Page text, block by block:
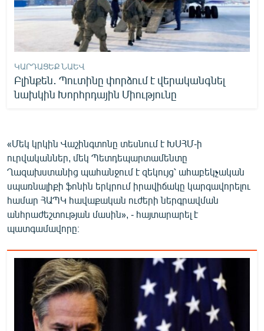
ԿԱՐԴԱՑԵՔ ՆԱԵՎ
Բլինքեն․ Պուտինը փորձում է վերականգնել
նախկին Խորհրդային Միությունը
«Մեկ կրկին Վաշինգտոնը տեսնում է ԽՍՀՄ-ի
ուրվականներ, մեկ Պետդեպարտամենտը
Ղազախստանից պահանջում է զեկույց՝ ահաբեկչական
սպառնալիքի ֆոնին երկրում իրավիճակը կարգավորելու
համար ՀԱՊԿ հավաքական ուժերի ներգրավման
անհրաժեշտության մասին», - հայտարարել է
պատգամավորը։